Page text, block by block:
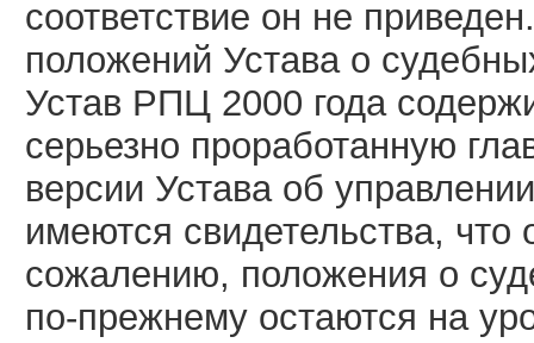
соответствие он не
положений Устава о
Устав РПЦ 2000 года
серьезно проработанную
версии Устава об
имеются свидетельства,
сожалению, положения о
по-прежнему остаются на